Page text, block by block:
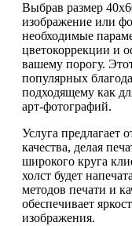
Выбрав размер
изображение или
необходимые
цветокоррекции и
вашему порогу.
популярных
подходящему как
арт-фотографий.
Услуга предлагает
качества, делая
широкого круга
холст будет
методов печати и
обеспечивает
изображения.